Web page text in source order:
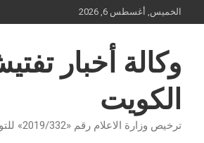
to
الخميس, أغسطس 6, 2026
وكالة أخبار
الكويت
ترخيص وزارة الاعلام رقم «2019/332» للتواصل : 51787720